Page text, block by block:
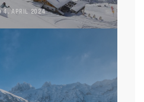
4. APRIL 2024